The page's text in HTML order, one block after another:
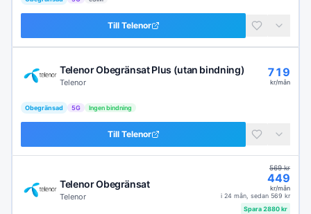
Till Telenor
Telenor Obegränsat Plus (utan bindning)
Telenor
719
kr/mån
Obegränsad 5G Ingen bindning
Till Telenor
Telenor Obegränsat
Telenor
569kr
449
kr/mån
i 24 mån , sedan 569 kr
Spara2880kr